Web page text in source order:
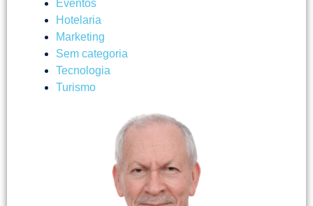
Eventos
Hotelaria
Marketing
Sem categoria
Tecnologia
Turismo